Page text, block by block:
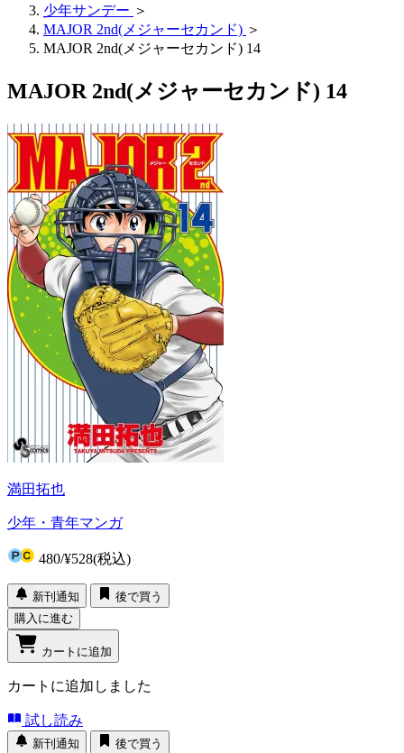
少年サンデー ＞
MAJOR 2nd(メジャーセカンド) ＞
MAJOR 2nd(メジャーセカンド) 14
MAJOR 2nd(メジャーセカンド) 14
満田拓也
少年・青年マンガ
480/¥528(税込)
新刊通知
後で買う
購入に進む
カートに追加
カートに追加しました
試し読み
新刊通知 後で買う